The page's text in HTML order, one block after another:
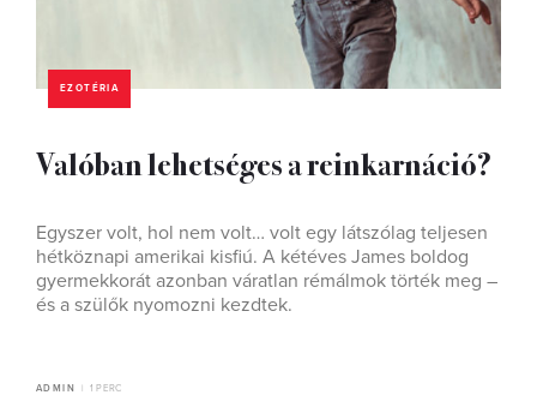
EZOTÉRIA
Valóban lehetséges a reinkarnáció?
Egyszer volt, hol nem volt… volt egy látszólag teljesen
hétköznapi amerikai kisfiú. A kétéves James boldog
gyermekkorát azonban váratlan rémálmok törték meg –
és a szülők nyomozni kezdtek.
ADMIN 1 PERC